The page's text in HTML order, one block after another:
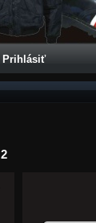
Prihlásiť
2